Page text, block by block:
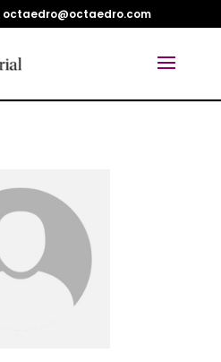
octaedro@octaedro.com